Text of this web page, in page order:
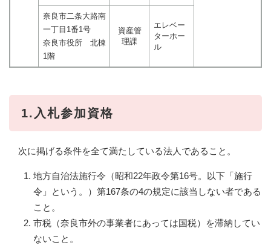
奈良市二条大路南
一丁目1番1号
奈良市役所 北棟
1階
資産管
理課
エレベー
ターホー
ル
1.入札参加資格
次に掲げる条件を全て満たしている法人であること。
地方自治法施行令（昭和22年政令第16号。以下「施行
令」という。）第167条の4の規定に該当しない者である
こと。
市税（奈良市外の事業者にあっては国税）を滞納してい
ないこと。